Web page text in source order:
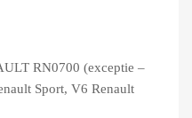
RN0700 (exceptie –
Sport, V6 Renault